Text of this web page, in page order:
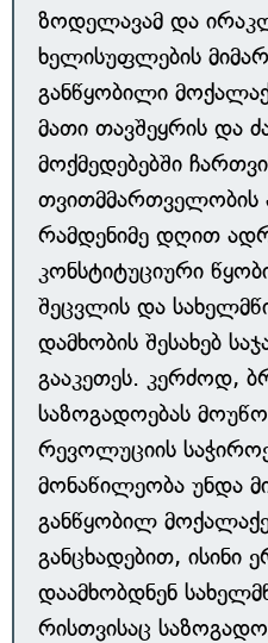
ზოდელავამ და
ხელისუფლების
განწყობილი
მათი თავშეყრის და
მოქმედებებში
თვითმმართველობის
რამდენიმე დღით
კონსტიტუციური
შეცვლის და
დამხობის შესახებ
გააკეთეს. კერძოდ,
საზოგადოებას
რევოლუციის
მონაწილეობა უნდა
განწყობილ
განცხადებით,
დაამხობდნენ
რისთვისაც